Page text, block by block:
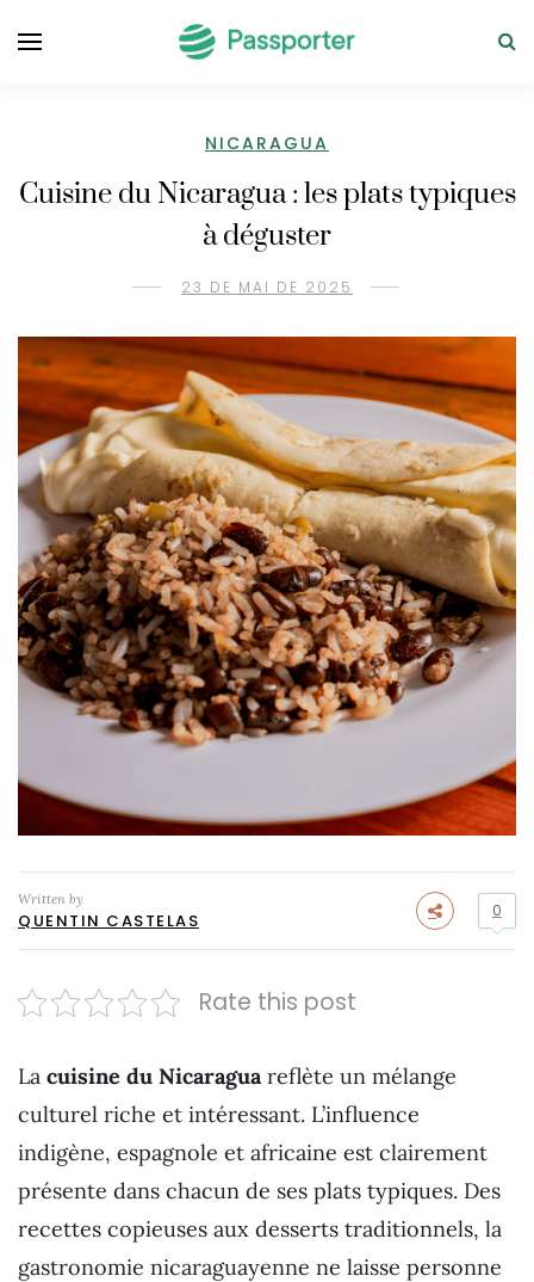
NICARAGUA
Cuisine du Nicaragua : les plats typiques
à déguster
23 DE MAI DE 2025
Written by
QUENTIN CASTELAS 0
Rate this post
La cuisine du Nicaraguareflète un mélange
culturel riche et intéressant. L’influence
indigène, espagnole et africaine est clairement
présente dans chacun de ses plats typiques. Des
recettes copieuses aux desserts traditionnels, la
gastronomie nicaraguayenne ne laisse personne